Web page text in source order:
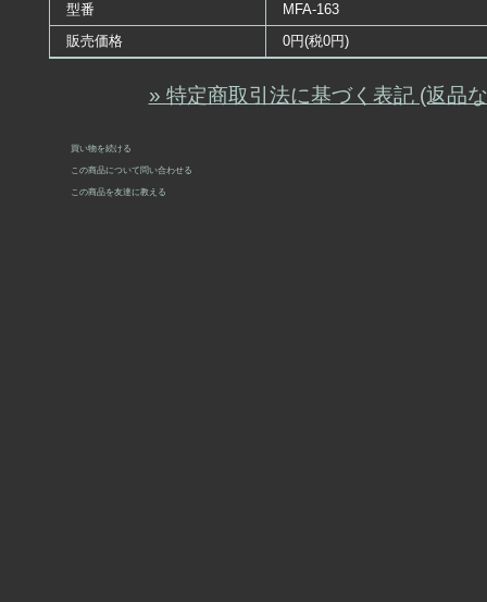
型番
MFA-163
販売価格
0円(税0円)
» 特定商取引法に基づく表記 (返品
買い物を続ける
この商品について問い合わせる
この商品を友達に教える